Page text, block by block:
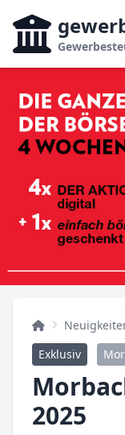
Exklusiv
2025